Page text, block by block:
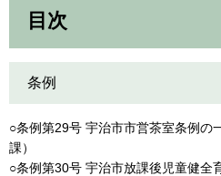
目次
条例
○条例第29号 宇治市市営茶室条例の
課）
○条例第30号 宇治市放課後児童健全